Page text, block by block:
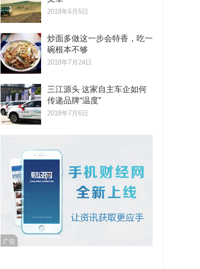
2018年6月5日
炒面多做这一步会特香，吃一
碗根本不够
2018年7月24日
三江源头 这家自主车企如何
传递品牌“温度”
2018年7月6日
广告